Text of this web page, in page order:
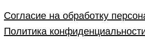
Согласие на обработку
Политика